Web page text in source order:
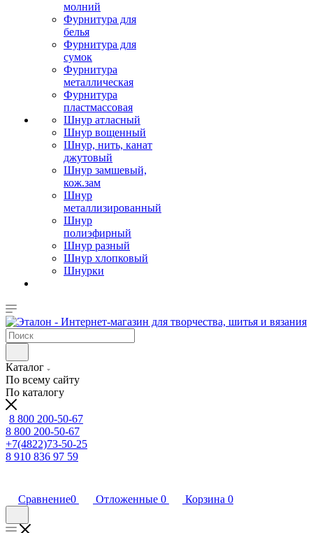
молний
Фурнитура для
белья
Фурнитура для
сумок
Фурнитура
металлическая
Фурнитура
пластмассовая
Шнур атласный
Шнур вощенный
Шнур, нить, канат
джутовый
Шнур замшевый,
кож.зам
Шнур
металлизированный
Шнур
полиэфирный
Шнур разный
Шнур хлопковый
Шнурки
Каталог
По всему сайту
По каталогу
8 800 200-50-67
8 800 200-50-67
+7(4822)73-50-25
8 910 836 97 59
Сравнение0 Отложенные 0 Корзина 0